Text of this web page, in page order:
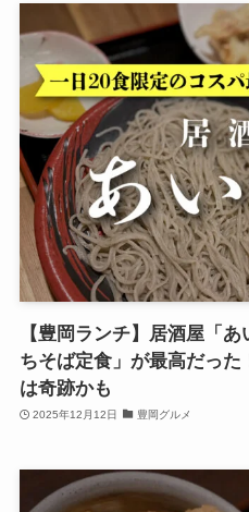
【豊岡ランチ】居酒屋「
ちそば定食」が最高だった
は奇跡かも
2025年12月12日 豊岡グルメ